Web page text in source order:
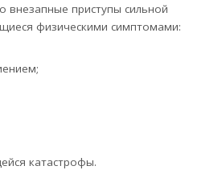
внезапные приступы сильной
физическими симптомами:
катастрофы.